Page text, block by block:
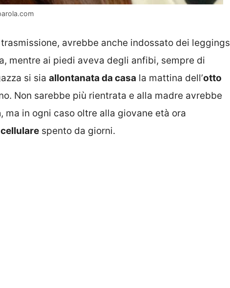
avrebbe anche indossato dei leggings
mentre ai piedi aveva degli anfibi, sempre di
si sia allontanata da casa la mattina dell’otto
Non sarebbe più rientrata e alla madre avrebbe
, ma in ogni caso oltre alla giovane età ora
cellulare spento da giorni.